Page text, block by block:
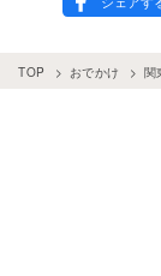
TOP おでかけ 関